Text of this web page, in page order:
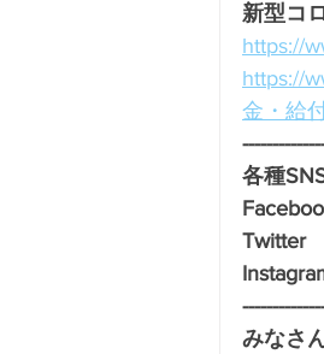
新型コ
https://
https://
金・給
各種
Twitter
みなさ